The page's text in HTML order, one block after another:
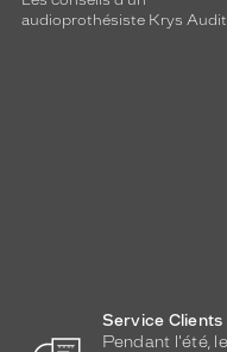
audioprothésiste Krys
Service
Pendant l'été,